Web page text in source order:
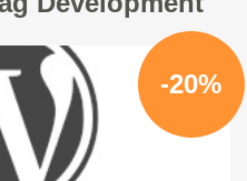
-20%